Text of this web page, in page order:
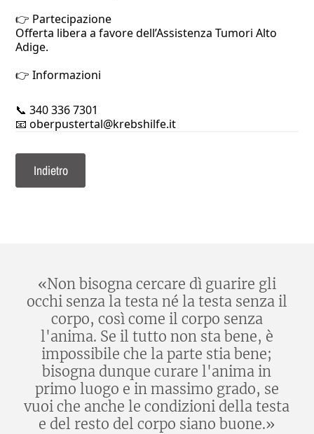
👉 Partecipazione
Offerta libera a favore dell’Assistenza Tumori Alto
Adige.
👉 Informazioni
📞 340 336 7301
📧 oberpustertal@krebshilfe.it
Indietro
«Non bisogna cercare dì guarire gli
occhi senza la testa né la testa senza il
corpo, così come il corpo senza
l'anima. Se il tutto non sta bene, è
impossibile che la parte stia bene;
bisogna dunque curare l'anima in
primo luogo e in massimo grado, se
vuoi che anche le condizioni della testa
e del resto del corpo siano buone.»